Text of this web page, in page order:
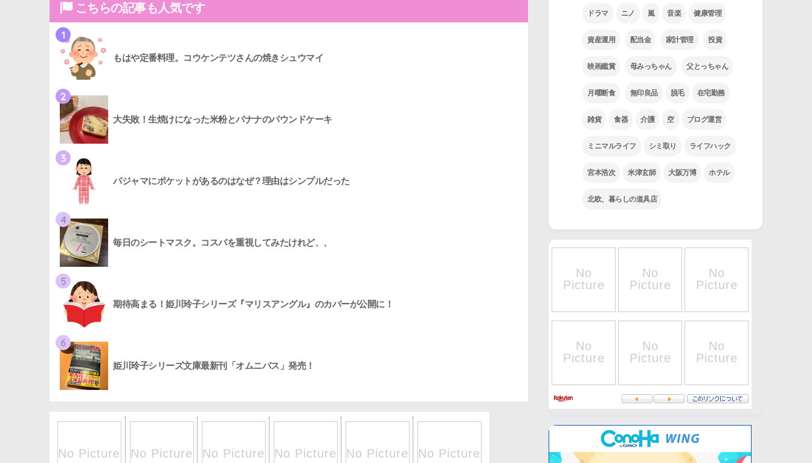
こちらの記事も人気です
1
もはや定番料理。コウケンテツさんの焼きシュウマイ
2
大失敗！生焼けになった米粉とバナナのパウンドケーキ
3
パジャマにポケットがあるのはなぜ？理由はシンプルだった
4
毎日のシートマスク。コスパを重視してみたけれど、、
5
期待高まる！姫川玲子シリーズ『マリスアングル』のカバーが公開に！
6
姫川玲子シリーズ文庫最新刊「オムニバス」発売！
ドラマ ニノ 嵐 音楽 健康管理
資産運用 配当金 家計管理 投資
映画鑑賞 母みっちゃん 父とっちゃん
月曜断食 無印良品 脱毛 在宅勤務
雑貨 食器 介護 空 ブログ運営
ミニマルライフ シミ取り ライフハック
宮本浩次 米津玄師 大阪万博 ホテル
北欧、暮らしの道具店